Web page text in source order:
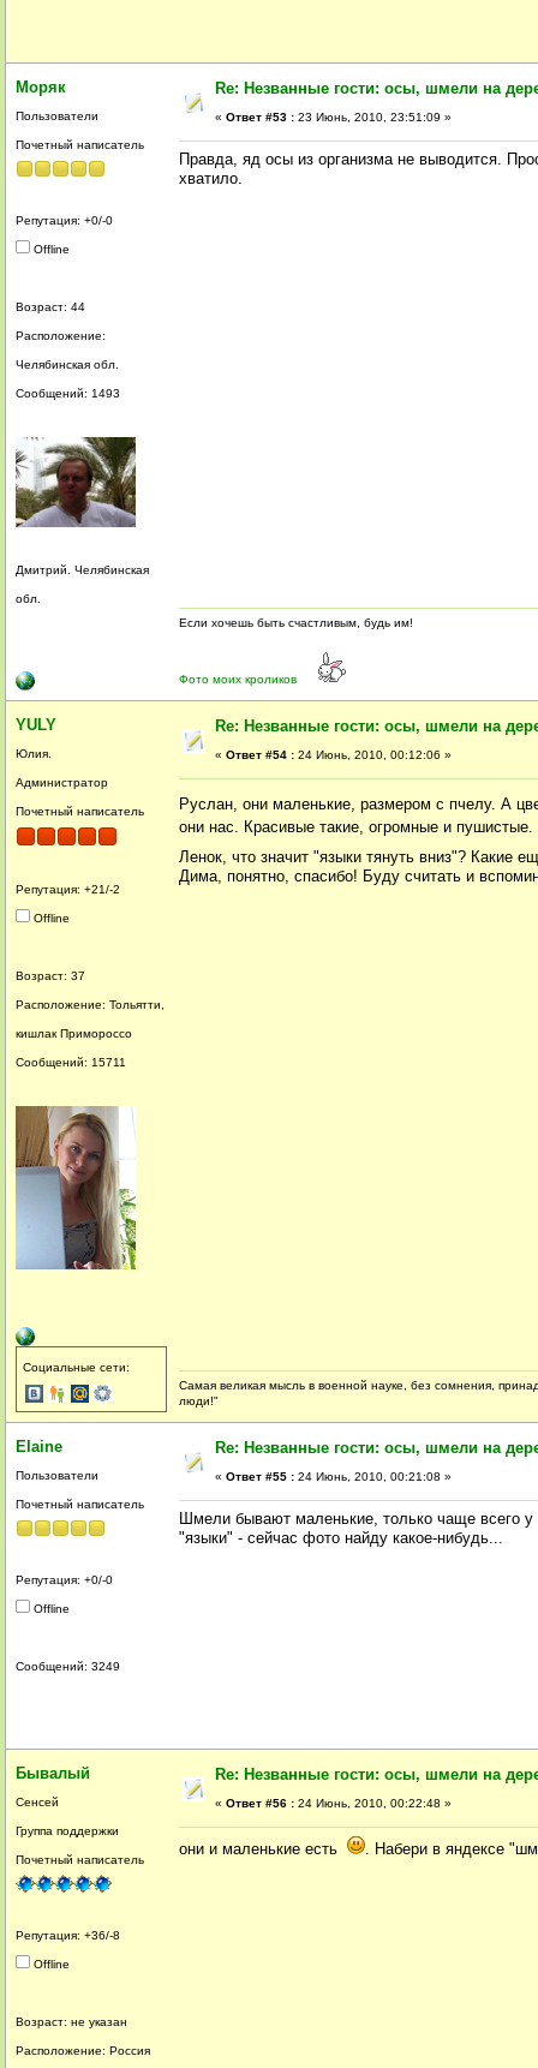
Моряк
Пользователи
Почетный написатель
Репутация: +0/-0
Offline
Возраст: 44
Расположение:
Челябинская обл.
Сообщений: 1493
Дмитрий. Челябинская
обл.
Re: Незванные гости: осы, шмели на
« Ответ #53 : 23 Июнь, 2010, 23:51:09 »
Правда, яд осы из организма не выводится.
хватило.
Если хочешь быть счастливым, будь им!
Фото моих кроликов
YULY
Юлия.
Администратор
Почетный написатель
Репутация: +21/-2
Offline
Возраст: 37
Расположение: Тольятти,
кишлак Примороссо
Сообщений: 15711
Социальные сети:
Re: Незванные гости: осы, шмели на
« Ответ #54 : 24 Июнь, 2010, 00:12:06 »
Руслан, они маленькие, размером с пчелу. А
они нас. Красивые такие, огромные и
Ленок, что значит "языки тянуть вниз"? Какие
Дима, понятно, спасибо! Буду считать и
Самая великая мысль в военной науке, без сомнения,
люди!"
Elaine
Пользователи
Почетный написатель
Репутация: +0/-0
Offline
Сообщений: 3249
Re: Незванные гости: осы, шмели на
« Ответ #55 : 24 Июнь, 2010, 00:21:08 »
Шмели бывают маленькие, только чаще всего
"языки" - сейчас фото найду какое-нибудь...
Бывалый
Сенсей
Группа поддержки
Почетный написатель
Репутация: +36/-8
Offline
Возраст: не указан
Расположение: Россия
Re: Незванные гости: осы, шмели на
« Ответ #56 : 24 Июнь, 2010, 00:22:48 »
они и маленькие есть . Набери в яндексе